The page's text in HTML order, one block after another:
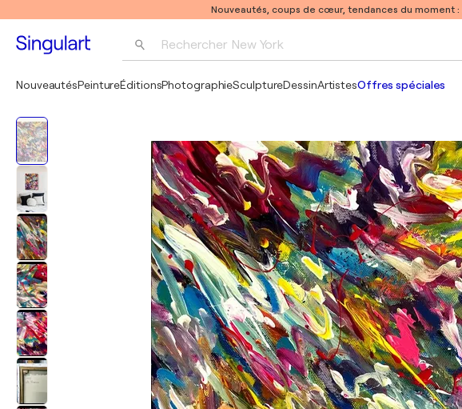
Nouveautés, coups de cœur, tendances du moment :
Rechercher New York
Pablo Picasso
NouveautésPeintureÉditionsPhotographieSculptureDessinArtistesOffres spéciales